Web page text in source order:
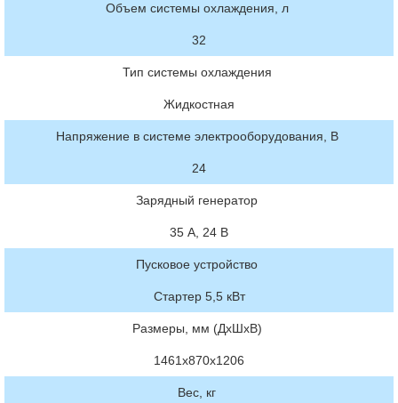
Объем системы охлаждения, л
32
Тип системы охлаждения
Жидкостная
Напряжение в системе электрооборудования, В
24
Зарядный генератор
35 А, 24 В
Пусковое устройство
Стартер 5,5 кВт
Размеры, мм (ДхШхВ)
1461х870х1206
Вес, кг